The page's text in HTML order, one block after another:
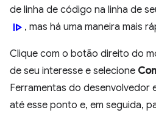
de linha de código na linha de
resume , mas há uma maneira mais
Clique com o botão direito do
de seu interesse e selecione
Ferramentas do
até esse ponto e, em seguida,